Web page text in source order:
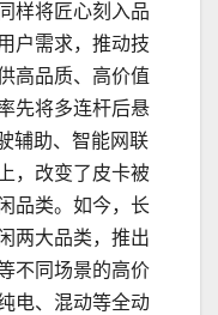
样将匠心刻入品
户需求，推动技
高品质、高价值
先将多连杆后悬
辅助、智能网联
，改变了皮卡被
品类。如今，长
两大品类，推出
不同场景的高价
电、混动等全动